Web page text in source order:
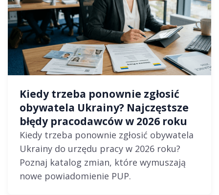
Kiedy trzeba ponownie zgłosić
obywatela Ukrainy? Najczęstsze
błędy pracodawców w 2026 roku
Kiedy trzeba ponownie zgłosić obywatela
Ukrainy do urzędu pracy w 2026 roku?
Poznaj katalog zmian, które wymuszają
nowe powiadomienie PUP.